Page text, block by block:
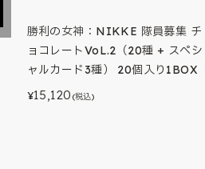
勝利の女神：NIKKE 隊員募集 チ
ョコレートVoL.2（20種 + スペシ
ャルカード3種） 20個入り1BOX
¥15,120 (税込)